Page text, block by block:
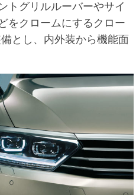
トグリルルーバーやサイ
をクロームにするクロー
とし、内外装から機能面